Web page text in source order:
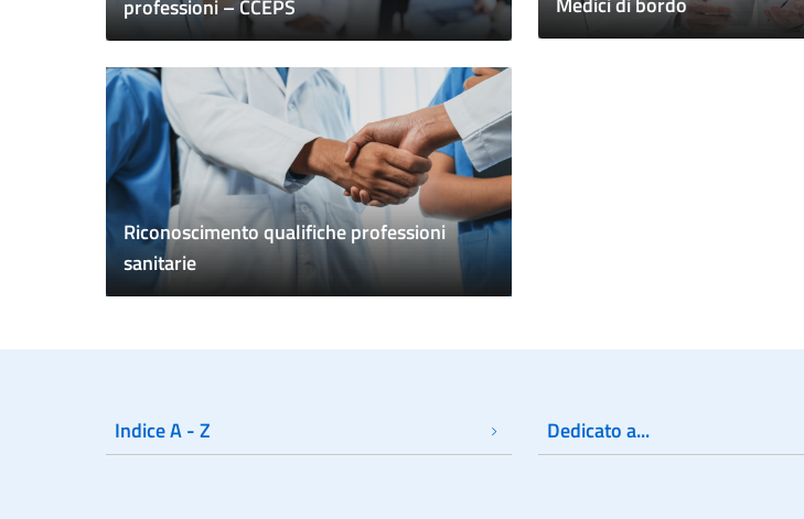
professioni – CCEPS
Riconoscimento qualifiche professioni
sanitarie
Indice A - Z Dedicato a...